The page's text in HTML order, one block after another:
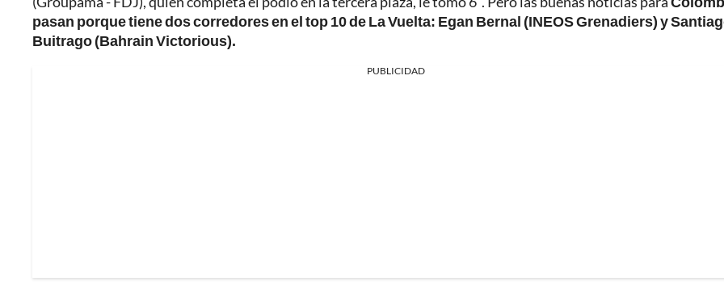
pasan porque tiene dos corredores en el top 10 de La Vuelta: Egan Bernal (INEOS Grenadiers) y
Buitrago (Bahrain Victorious).
PUBLICIDAD